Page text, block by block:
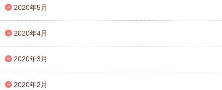
2020年5月
2020年4月
2020年3月
2020年2月